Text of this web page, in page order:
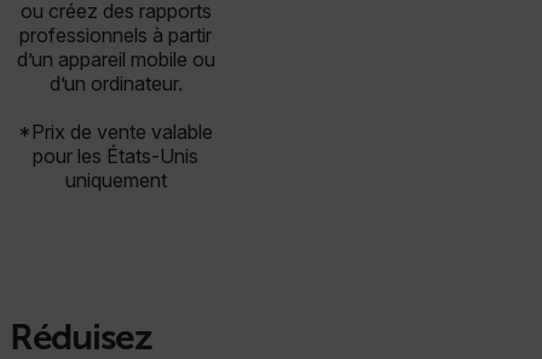
ou créez des rapports
professionnels à partir
d’un appareil mobile ou
d’un ordinateur.
*Prix de vente valable
pour les États-Unis
uniquement
Réduisez